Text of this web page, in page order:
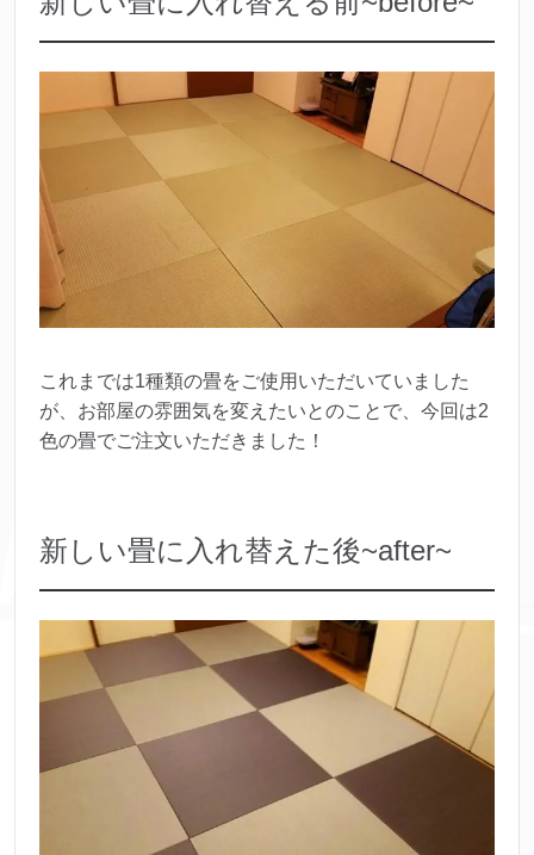
これまでは1種類の畳をご使用いただいていました
が、お部屋の雰囲気を変えたいとのことで、今回は2
色の畳でご注文いただきました！
新しい畳に入れ替えた後~after~